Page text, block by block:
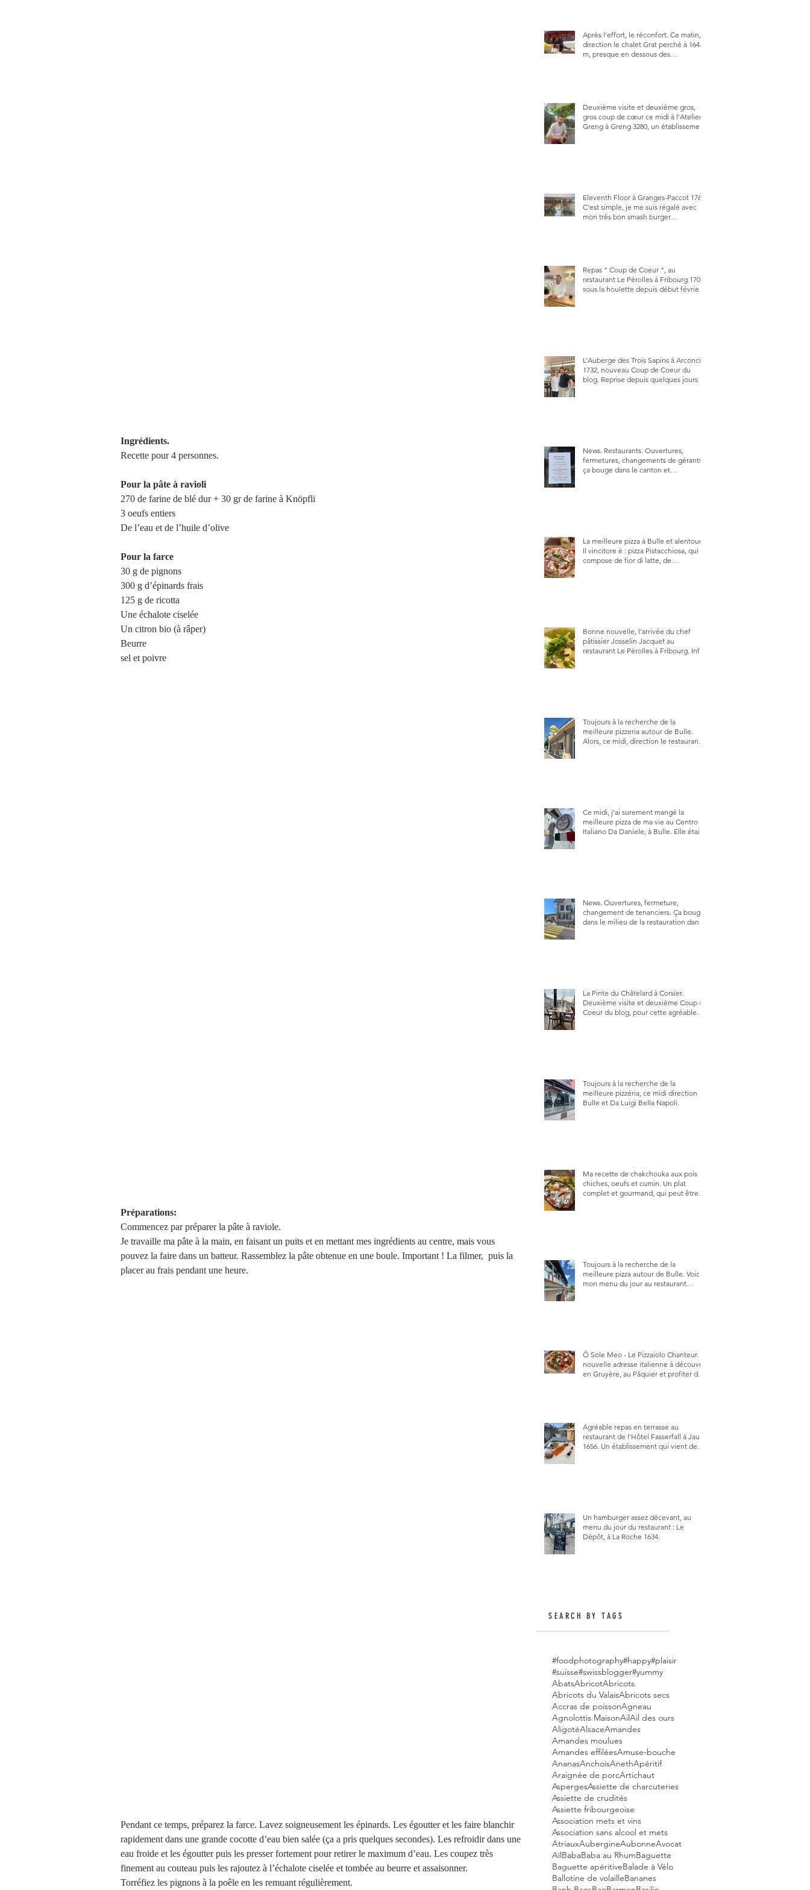
Ingrédients.
Recette pour 4 personnes.
Pour la pâte à ravioli
270 de farine de blé dur + 30 gr de farine à Knöpfli
3 oeufs entiers
De l’eau et de l’huile d’olive
Pour la farce
30 g de pignons
300 g d’épinards frais
125 g de ricotta
Une échalote ciselée
Un citron bio (à râper)
Beurre
sel et poivre
Préparations:
Commencez par préparer la pâte à raviole.
Je travaille ma pâte à la main, en faisant un puits et en mettant mes ingrédients au centre, mais vous
pouvez la faire dans un batteur. Rassemblez la pâte obtenue en une boule. Important ! La filmer,  puis la
placer au frais pendant une heure.
Pendant ce temps, préparez la farce. Lavez soigneusement les épinards. Les égoutter et les faire blanchir
rapidement dans une grande cocotte d’eau bien salée (ça a pris quelques secondes). Les refroidir dans une
eau froide et les égoutter puis les presser fortement pour retirer le maximum d’eau. Les coupez très
finement au couteau puis les rajoutez à l’échalote ciselée et tombée au beurre et assaisonner.
Torréfiez les pignons à la poêle en les remuant régulièrement.
Après l’effort, le réconfort. Ce matin,
direction le chalet Grat perché à 1642
m, presque en dessous des
Deuxième visite et deuxième gros,
gros coup de cœur ce midi à l'Atelier
Greng à Greng 3280, un établissement
Eleventh Floor à Granges-Paccot 1763.
C'est simple, je me suis régalé avec
mon très bon smash burger
Repas " Coup de Coeur ", au
restaurant Le Pérolles à Fribourg 1700,
sous la houlette depuis début février
L’Auberge des Trois Sapins à Arconciel
1732, nouveau Coup de Coeur du
blog. Reprise depuis quelques jours (le
News. Restaurants. Ouvertures,
fermetures, changements de gérants,
ça bouge dans le canton et
La meilleure pizza à Bulle et alentour.
Il vincitore è : pizza Pistacchiosa, qui se
compose de fior di latte, de
Bonne nouvelle, l’arrivée du chef
pâtissier Josselin Jacquet au
restaurant Le Pérolles à Fribourg. Info
Toujours à la recherche de la
meilleure pizzeria autour de Bulle.
Alors, ce midi, direction le restaurant
Ce midi, j’ai surement mangé la
meilleure pizza de ma vie au Centro
Italiano Da Daniele, à Bulle. Elle était
News. Ouvertures, fermeture,
changement de tenanciers. Ça bouge
dans le milieu de la restauration dans
La Pinte du Châtelard à Corsier.
Deuxième visite et deuxième Coup de
Coeur du blog, pour cette agréable
Toujours à la recherche de la
meilleure pizzéria, ce midi direction
Bulle et Da Luigi Bella Napoli.
Ma recette de chakchouka aux pois
chiches, oeufs et cumin. Un plat
complet et gourmand, qui peut être
Toujours à la recherche de la
meilleure pizza autour de Bulle. Voici
mon menu du jour au restaurant
Ô Sole Meo - Le Pizzaiolo Chanteur. La
nouvelle adresse italienne à découvrir
en Gruyère, au Pâquier et profiter des
Agréable repas en terrasse au
restaurant de l'Hôtel Fasserfall à Jaun
1656. Un établissement qui vient de
Un hamburger assez décevant, au
menu du jour du restaurant : Le
Dépôt, à La Roche 1634.
SEARCH BY TAGS
#foodphotography#happy#plaisir
#suisse#swissblogger#yummy
AbatsAbricotAbricots
Abricots du ValaisAbricots secs
Accras de poissonAgneau
Agnolottis MaisonAilAil des ours
AligotéAlsaceAmandes
Amandes moulues
Amandes effiléesAmuse-bouche
AnanasAnchoisAnethApéritif
Araignée de porcArtichaut
AspergesAssiette de charcuteries
Assiette de crudités
Assiette fribourgeoise
Association mets et vins
Association sans alcool et mets
AtriauxAubergineAubonneAvocat
AïlBabaBaba au RhumBaguette
Baguette apéritiveBalade à Vélo
Ballotine de volailleBananes